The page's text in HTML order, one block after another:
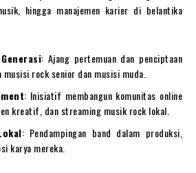
hingga manajemen karier di belantika
: Ajang pertemuan dan penciptaan
musisi rock senior dan musisi muda.
: Inisiatif membangun komunitas online
kreatif, dan streaming musik rock lokal.
: Pendampingan band dalam produksi,
karya mereka.